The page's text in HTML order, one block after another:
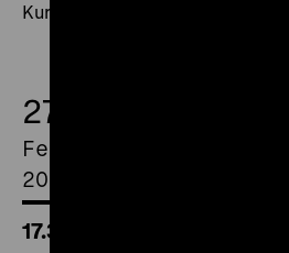
Kurzfilmprogramm
27.
Februar
2026
17.30 Uhr